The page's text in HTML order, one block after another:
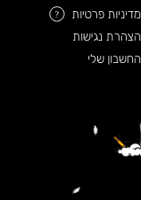
מדיניות פרטיות
?
הצהרת נגישות
החשבון שלי